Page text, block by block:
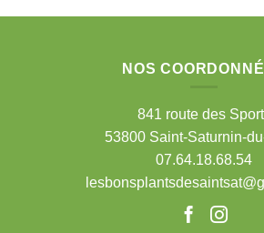
NOS
841 route des
53800 Saint-Saturnin-
07.64.18.68.54